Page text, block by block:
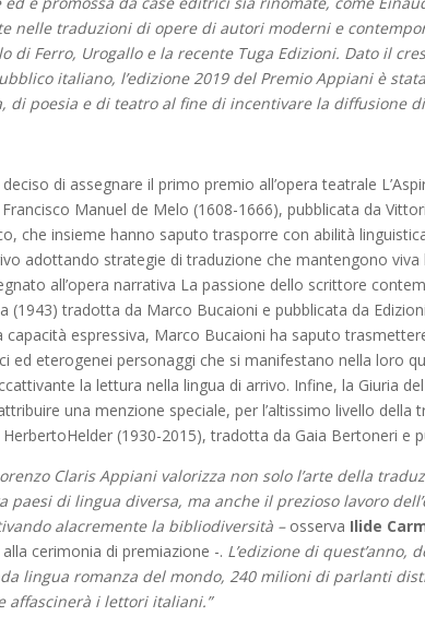
nelle traduzioni di opere di autori moderni e
di Ferro, Urogallo e la recente Tuga Edizioni. Dato il
italiano, l’edizione 2019 del Premio Appiani è
di poesia e di teatro al fine di incentivare la diffusione
di assegnare il primo premio all’opera teatrale
Manuel de Melo (1608-1666), pubblicata da
che insieme hanno saputo trasporre con abilità
adottando strategie di traduzione che mantengono
all’opera narrativa La passione dello scrittore
(1943) tradotta da Marco Bucaioni e pubblicata da
capacità espressiva, Marco Bucaioni ha saputo
ed eterogenei personaggi che si manifestano nella loro
la lettura nella lingua di arrivo. Infine, la Giuria
una menzione speciale, per l’altissimo livello della
(1930-2015), tradotta da Gaia Bertoneri e
Claris Appiani valorizza non solo l’arte della
paesi di lingua diversa, ma anche il prezioso lavoro
alacremente la bibliodiversità –osserva Ilide
cerimonia di premiazione -. L’edizione di quest’anno,
lingua romanza del mondo, 240 milioni di parlanti
affascinerà i lettori italiani.”